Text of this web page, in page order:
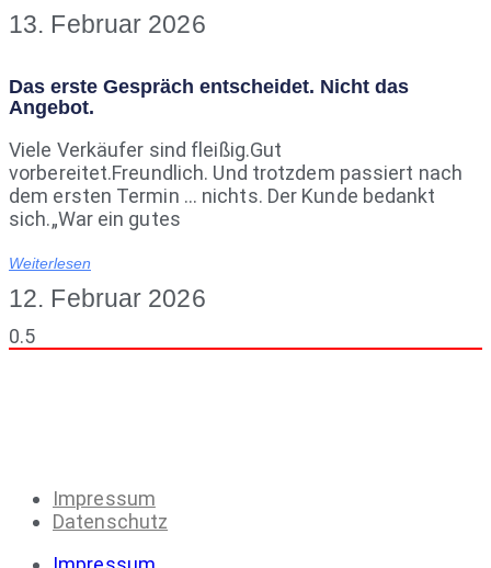
13. Februar 2026
Das erste Gespräch entscheidet. Nicht das
Angebot.
Viele Verkäufer sind fleißig.Gut
vorbereitet.Freundlich. Und trotzdem passiert nach
dem ersten Termin … nichts. Der Kunde bedankt
sich.„War ein gutes
Weiterlesen
12. Februar 2026
Impressum
Datenschutz